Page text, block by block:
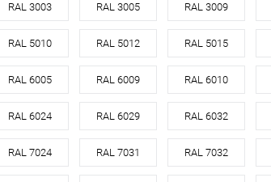
3028
красный
Сравнение
Под заказ
Цвет
Цвет человеческий
В корзину
Купить в 1 клик
В избранное
Под
RAL 3003 RAL 3005 RAL 3009
RAL 5010 RAL 5012 RAL 5015
RAL 6005 RAL 6009 RAL 6010
RAL 6024 RAL 6029 RAL 6032
RAL 7024 RAL 7031 RAL 7032